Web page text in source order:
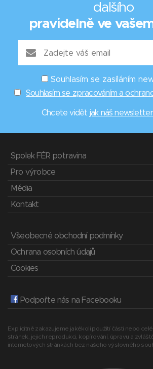
dalšího
pravidelně ve
Souhlasím se zasíláním
Souhlasím se zpracováním a
Chcete vidět jak náš
Spolek FÉR potravina
Pro výrobce
Média
Kontakt
Všeobecné obchodní podmínky
Ochrana osobních údajů
Cookies
Podpořte nás na Facebooku
Explicitně zakazujeme jakékoli použití části nebo
stránek, jejich reprodukci, kopírování, úpravu a
internetových stránkách bez našeho výslovného